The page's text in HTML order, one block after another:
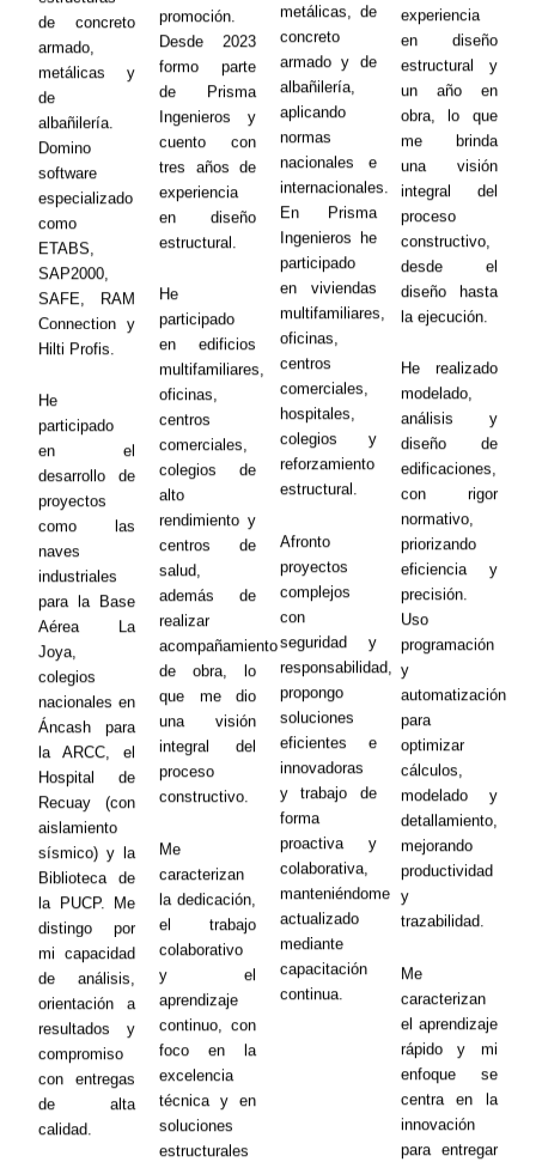
de concreto
armado,
metálicas y
de
albañilería.
Domino
software
especializado
como
ETABS,
SAP2000,
SAFE, RAM
Connection y
Hilti Profis.
He
participado
en el
desarrollo de
proyectos
como las
naves
industriales
para la Base
Aérea La
Joya,
colegios
nacionales en
Áncash para
la ARCC, el
Hospital de
Recuay (con
aislamiento
sísmico) y la
Biblioteca de
la PUCP. Me
distingo por
mi capacidad
de análisis,
orientación a
resultados y
compromiso
con entregas
de alta
calidad.
promoción.
Desde 2023
formo parte
de Prisma
Ingenieros y
cuento con
tres años de
experiencia
en diseño
estructural.
He
participado
en edificios
multifamiliares,
oficinas,
centros
comerciales,
colegios de
alto
rendimiento y
centros de
salud,
además de
realizar
acompañamiento
de obra, lo
que me dio
una visión
integral del
proceso
constructivo.
Me
caracterizan
la dedicación,
el trabajo
colaborativo
y el
aprendizaje
continuo, con
foco en la
excelencia
técnica y en
soluciones
estructurales
metálicas, de
concreto
armado y de
albañilería,
aplicando
normas
nacionales e
internacionales.
En Prisma
Ingenieros he
participado
en viviendas
multifamiliares,
oficinas,
centros
comerciales,
hospitales,
colegios y
reforzamiento
estructural.
Afronto
proyectos
complejos
con
seguridad y
responsabilidad,
propongo
soluciones
eficientes e
innovadoras
y trabajo de
forma
proactiva y
colaborativa,
manteniéndome
actualizado
mediante
capacitación
continua.
experiencia
en diseño
estructural y
un año en
obra, lo que
me brinda
una visión
integral del
proceso
constructivo,
desde el
diseño hasta
la ejecución.
He realizado
modelado,
análisis y
diseño de
edificaciones,
con rigor
normativo,
priorizando
eficiencia y
precisión.
Uso
programación
y
automatización
para
optimizar
cálculos,
modelado y
detallamiento,
mejorando
productividad
y
trazabilidad.
Me
caracterizan
el aprendizaje
rápido y mi
enfoque se
centra en la
innovación
para entregar